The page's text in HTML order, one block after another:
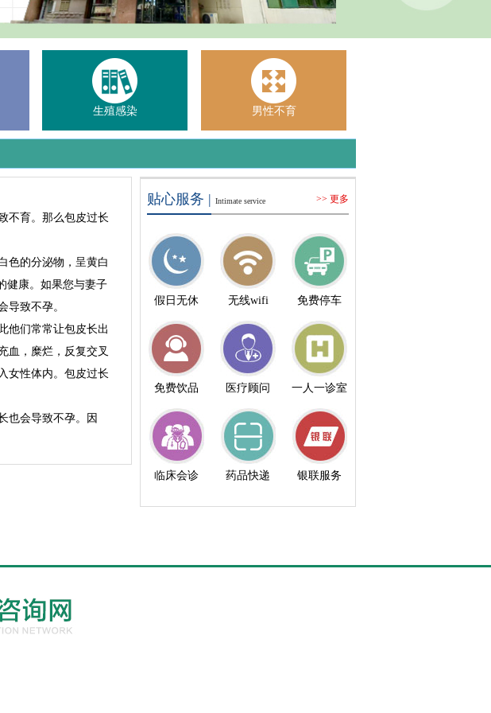
生殖感染 男性不育
不育。那么包皮过长
色的分泌物，呈黄白
健康。如果您与妻子
导致不孕。
他们常常让包皮长出
血，糜烂，反复交叉
女性体内。包皮过长
也会导致不孕。因
贴心服务 | Intimate service >> 更多
假日无休 无线wifi 免费停车
免费饮品 医疗顾问 一人一诊室
临床会诊 药品快递 银联服务